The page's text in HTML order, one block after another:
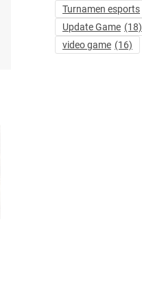
Turnamen esports
Update Game (18)
video game (16)